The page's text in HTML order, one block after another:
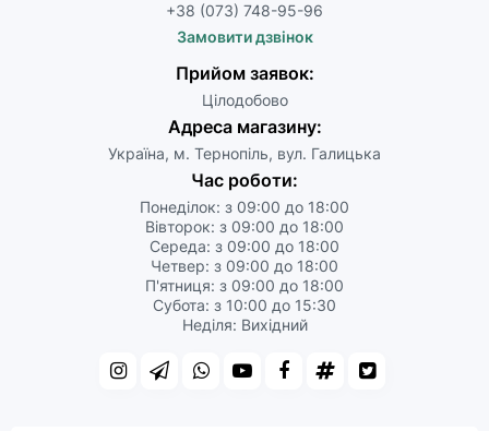
+38 (073) 748-95-96
Замовити дзвінок
Прийом заявок:
Цілодобово
Адреса магазину:
Україна, м. Тернопіль, вул. Галицька
Час роботи:
Понеділок: з 09:00 до 18:00
Вівторок: з 09:00 до 18:00
Середа: з 09:00 до 18:00
Четвер: з 09:00 до 18:00
П'ятниця: з 09:00 до 18:00
Субота: з 10:00 до 15:30
Неділя: Вихідний